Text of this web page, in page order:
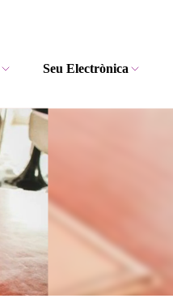
Seu Electrònica